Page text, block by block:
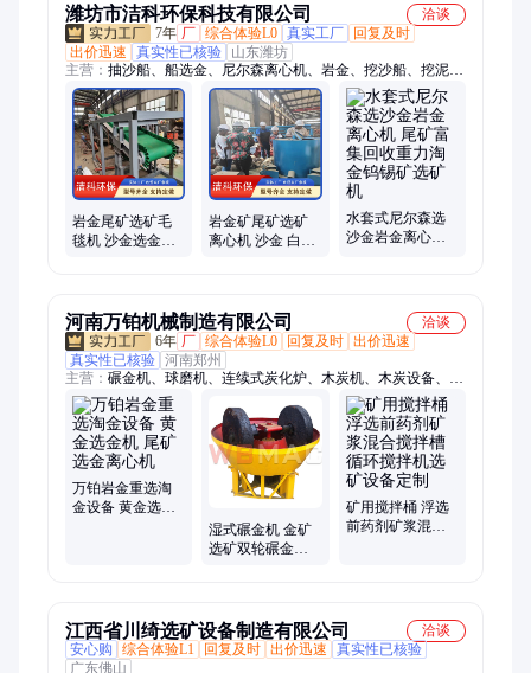
潍坊市洁科环保科技有限公司
洽谈
7年 厂 综合体验L0 真实工厂
回复及时
出价迅速
真实性已核验
山东潍坊
主营： 抽沙船、船选金、尼尔森离心机、岩金、挖沙船、挖泥
船、水套式离心机、离心机、清漂船、清淤船、采金船、淘金
船、割草船、离心机实验机、洗砂机、水草船、破碎船、保洁
船、采砂船、尼尔森选矿机、水套式选矿机、打捞船运、碎石设
备、清理设备、选矿毛毯机、粉碎设备
岩金尾矿选矿毛
毯机 沙金选金机
岩金矿尾矿选矿
离心机 沙金 白钨
水套式尼尔森选
沙金岩金离心机
河南万铂机械制造有限公司
洽谈
6年 厂 综合体验L0 回复及时 出价迅速
真实性已核验 河南郑州
主营： 碾金机、球磨机、连续式炭化炉、木炭机、木炭设备、型
炭设备、木材粉碎机、烘干机、铜米机、垃圾分选设备、选矿设
备、撕碎机、粉土机、泥石分离机、生物质颗粒机、水烟炭设
备、压球机、湿碾机、易拉罐炭化设备、电阻电容炭化炉、颚式
破碎机、破碎机
万铂岩金重选淘
金设备 黄金选金
湿式碾金机 金矿
选矿双轮碾金设
矿用搅拌桶 浮选
前药剂矿浆混合
江西省川绮选矿设备制造有限公司
洽谈
安心购
综合体验L1 回复及时 出价迅速
真实性已核验
广东佛山